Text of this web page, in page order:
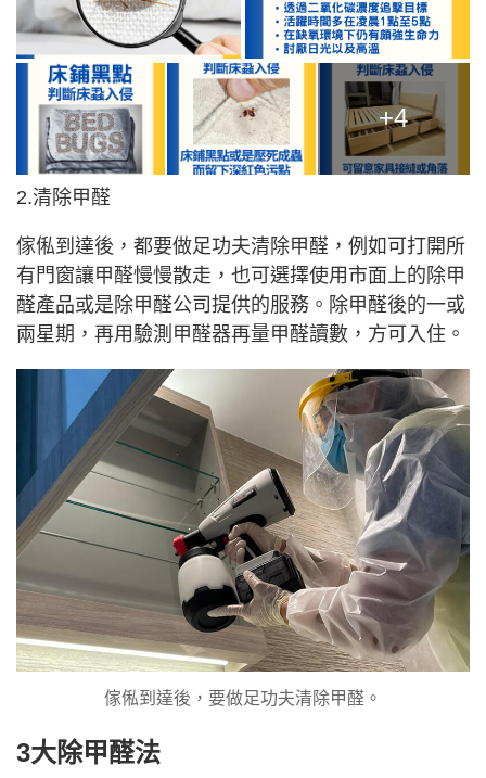
+4
2.清除甲醛
傢俬到達後，都要做足功夫清除甲醛，例如可打開所
有門窗讓甲醛慢慢散走，也可選擇使用市面上的除甲
醛產品或是除甲醛公司提供的服務。除甲醛後的一或
兩星期，再用驗測甲醛器再量甲醛讀數，方可入住。
傢俬到達後，要做足功夫清除甲醛。
3大除甲醛法